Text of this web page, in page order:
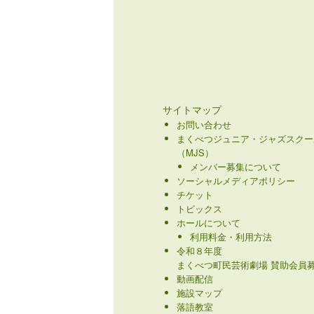
サイトマップ
お問い合わせ
まくべつジュニア・ジャズスク
（MJS）
メンバー募集について
ソーシャルメディアポリシー
チケット
トピックス
ホールについて
利用料金・利用方法
令和８年度
まくべつ町民芸術劇場 賛助会員
動画配信
施設マップ
落語教室